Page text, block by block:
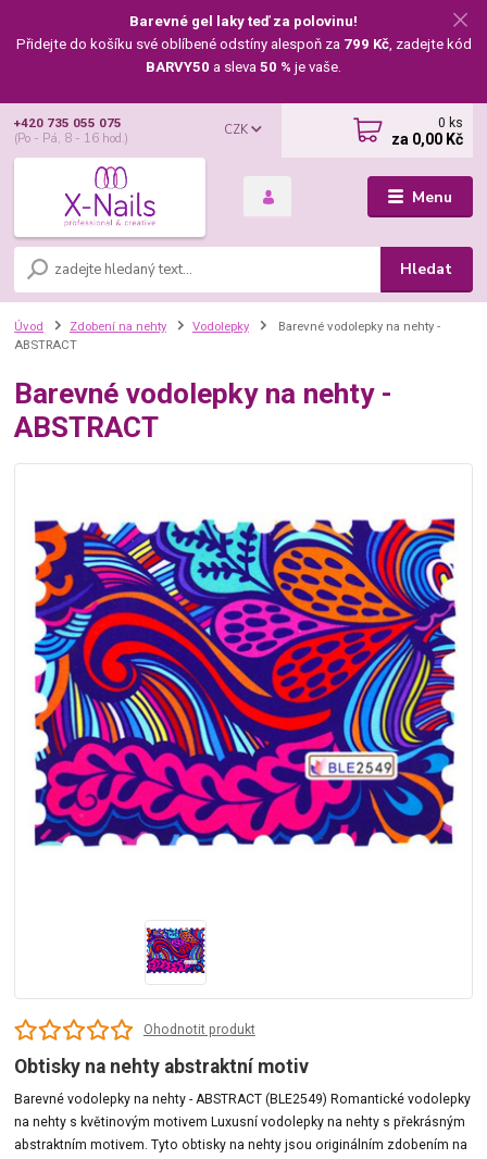
Barevné gel laky teď za polovinu!
Přidejte do košíku své oblíbené odstíny alespoň za 799 Kč, zadejte kód
BARVY50 a sleva 50 % je vaše.
Menu
CZK
Hledat
+420 735 055 075
(Po - Pá, 8 - 16 hod.)
0 ks
za 0,00 Kč
Úvod Zdobení na nehty Vodolepky
Barevné vodolepky na nehty -
ABSTRACT
Barevné vodolepky na nehty -
ABSTRACT
Ohodnotit produkt
Obtisky na nehty abstraktní motiv
Barevné vodolepky na nehty - ABSTRACT (BLE2549) Romantické vodolepky
na nehty s květinovým motivem Luxusní vodolepky na nehty s překrásným
abstraktním motivem. Tyto obtisky na nehty jsou originálním zdobením na